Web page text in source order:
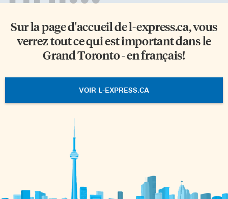
Sur la page d'accueil del-express.ca, vous
verrez tout ce qui est important dans le
Grand Toronto - en français!
VOIR L-EXPRESS.CA